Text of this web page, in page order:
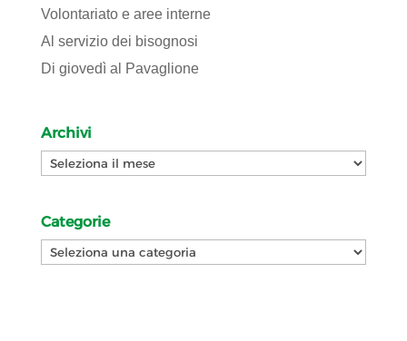
Volontariato e aree interne
Al servizio dei bisognosi
Di giovedì al Pavaglione
Archivi
Archivi
Categorie
Categorie